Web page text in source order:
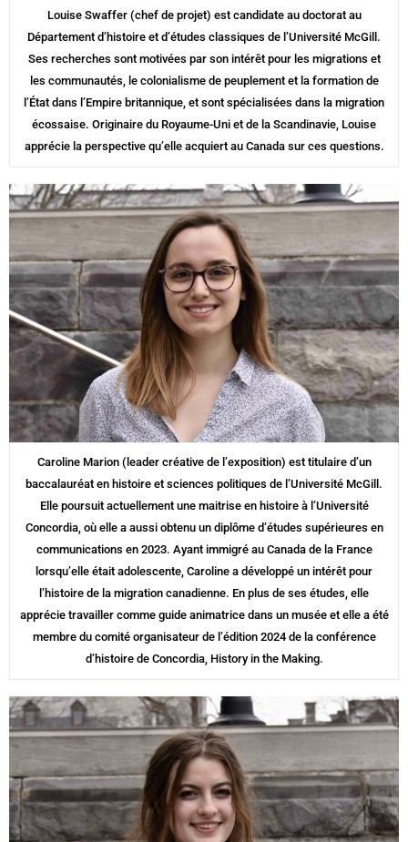
Louise Swaffer (chef de projet) est candidate au doctorat au
Département d’histoire et d’études classiques de l’Université McGill.
Ses recherches sont motivées par son intérêt pour les migrations et
les communautés, le colonialisme de peuplement et la formation de
l’État dans l’Empire britannique, et sont spécialisées dans la migration
écossaise. Originaire du Royaume-Uni et de la Scandinavie, Louise
apprécie la perspective qu’elle acquiert au Canada sur ces questions.
Caroline Marion (leader créative de l’exposition) est titulaire d’un
baccalauréat en histoire et sciences politiques de l’Université McGill.
Elle poursuit actuellement une maitrise en histoire à l’Université
Concordia, où elle a aussi obtenu un diplôme d’études supérieures en
communications en 2023. Ayant immigré au Canada de la France
lorsqu’elle était adolescente, Caroline a développé un intérêt pour
l’histoire de la migration canadienne. En plus de ses études, elle
apprécie travailler comme guide animatrice dans un musée et elle a été
membre du comité organisateur de l’édition 2024 de la conférence
d’histoire de Concordia, History in the Making.